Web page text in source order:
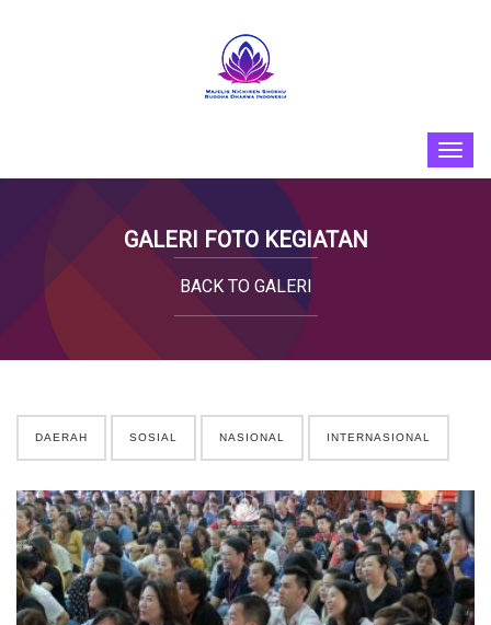
GALERI FOTO KEGIATAN
BACK TO GALERI
DAERAH SOSIAL NASIONAL INTERNASIONAL